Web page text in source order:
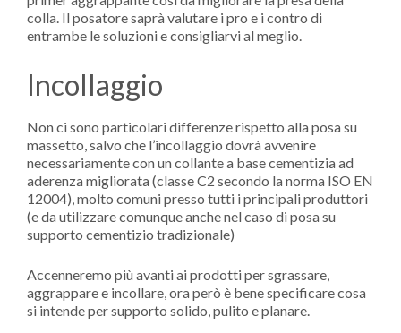
colla. Il posatore saprà valutare i pro e i contro di
entrambe le soluzioni e consigliarvi al meglio.
Incollaggio
Non ci sono particolari differenze rispetto alla posa su
massetto, salvo che l’incollaggio dovrà avvenire
necessariamente con un collante a base cementizia ad
aderenza migliorata (classe C2 secondo la norma ISO EN
12004), molto comuni presso tutti i principali produttori
(e da utilizzare comunque anche nel caso di posa su
supporto cementizio tradizionale)
Accenneremo più avanti ai prodotti per sgrassare,
aggrappare e incollare, ora però è bene specificare cosa
si intende per supporto solido, pulito e planare.